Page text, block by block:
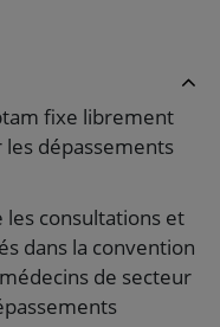
fixe librement
dépassements
les consultations et
dans la convention
de secteur